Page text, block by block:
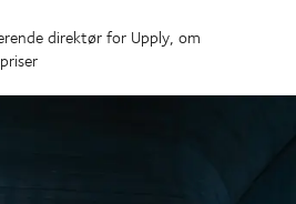
direktør for Upply, om